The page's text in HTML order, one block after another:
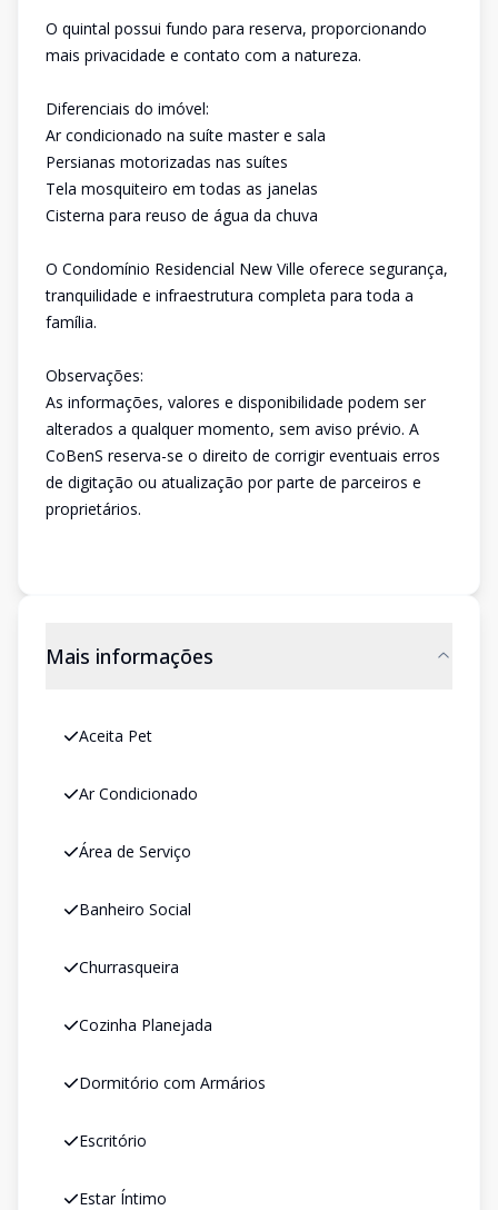
O quintal possui fundo para reserva, proporcionando
mais privacidade e contato com a natureza.
Diferenciais do imóvel:
Ar condicionado na suíte master e sala
Persianas motorizadas nas suítes
Tela mosquiteiro em todas as janelas
Cisterna para reuso de água da chuva
O Condomínio Residencial New Ville oferece segurança,
tranquilidade e infraestrutura completa para toda a
família.
Observações:
As informações, valores e disponibilidade podem ser
alterados a qualquer momento, sem aviso prévio. A
CoBenS reserva-se o direito de corrigir eventuais erros
de digitação ou atualização por parte de parceiros e
proprietários.
Mais informações
Aceita Pet
Ar Condicionado
Área de Serviço
Banheiro Social
Churrasqueira
Cozinha Planejada
Dormitório com Armários
Escritório
Estar Íntimo